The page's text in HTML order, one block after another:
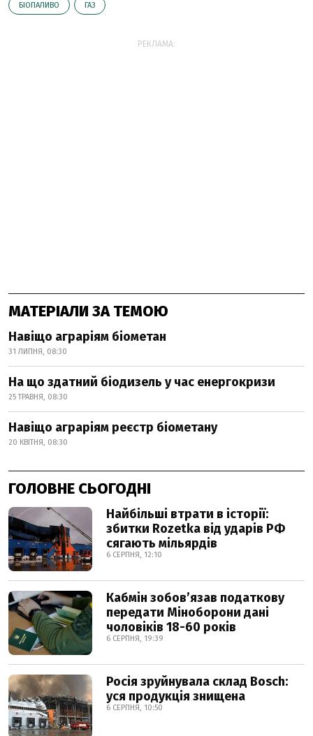
БІОПАЛИВО ГАЗ
РЕКЛАМА:
МАТЕРІАЛИ ЗА ТЕМОЮ
Навіщо аграріям біометан
31 ЛИПНЯ, 08:30
На що здатний біодизель у час енергокризи
25 ТРАВНЯ, 08:30
Навіщо аграріям реєстр біометану
20 КВІТНЯ, 08:30
ГОЛОВНЕ СЬОГОДНІ
Найбільші втрати в історії:
збитки Rozetka від ударів РФ
сягають мільярдів
6 СЕРПНЯ, 12:10
Кабмін зобовʼязав податкову
передати Міноборони дані
чоловіків 18-60 років
6 СЕРПНЯ, 19:39
Росія зруйнувала склад Bosch:
уся продукція знищена
6 СЕРПНЯ, 10:50